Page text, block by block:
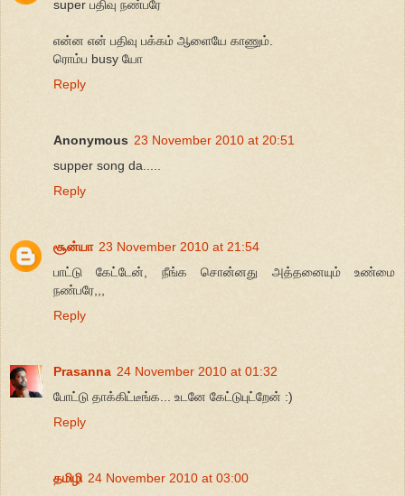
super பதிவு நண்பரே
என்ன என் பதிவு பக்கம் ஆளையே காணும்.
ரொம்ப busy யோ
Reply
Anonymous 23 November 2010 at 20:51
supper song da.....
Reply
சூன்யா 23 November 2010 at 21:54
பாட்டு கேட்டேன், நீங்க சொன்னது அத்தனையும் உண்மை
நண்பரே,,,
Reply
Prasanna 24 November 2010 at 01:32
போட்டு தாக்கிட்டீங்க... உடனே கேட்டுபுட்றேன் :)
Reply
தமிழி 24 November 2010 at 03:00